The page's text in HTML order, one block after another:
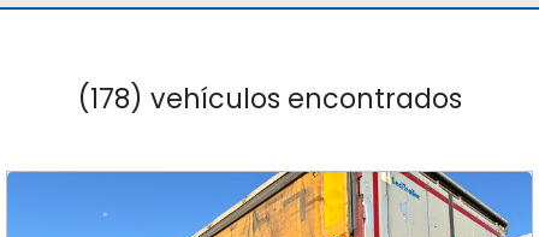
(178) vehículos encontrados